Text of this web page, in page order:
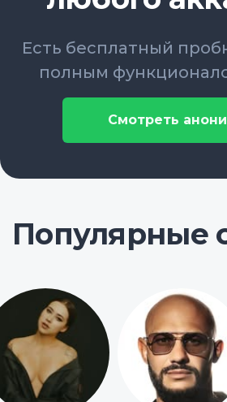
Есть бесплатный
полным
Смотреть
Популярные